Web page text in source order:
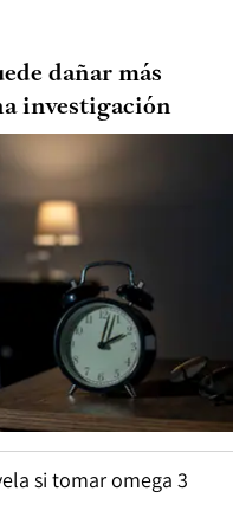
dañar más
investigación
si tomar omega 3